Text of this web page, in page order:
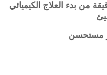
15 دقيقة تبدأ قبل 30 دقيقة من بدء العلاج الكيميائي
مستحسن